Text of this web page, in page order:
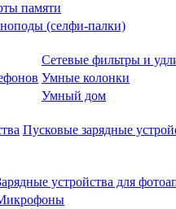
памяти
(селфи-палки)
Сетевые фильтры и
Умные колонки
Умный дом
Пусковые зарядные
устройства для